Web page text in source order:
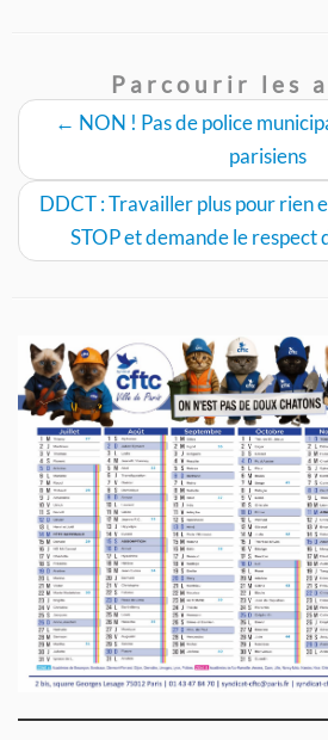
Parcourir les
← NON ! Pas de police
parisiens
DDCT : Travailler plus pour rien
STOP et demande le respect